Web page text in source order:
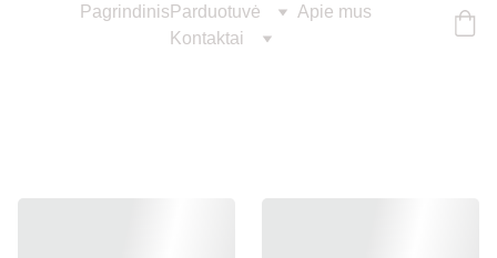
Pagrindinis Parduotuvė
Apie mus
Kontaktai